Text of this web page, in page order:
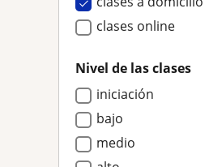
clases online
Nivel de las clases
iniciación
bajo
medio